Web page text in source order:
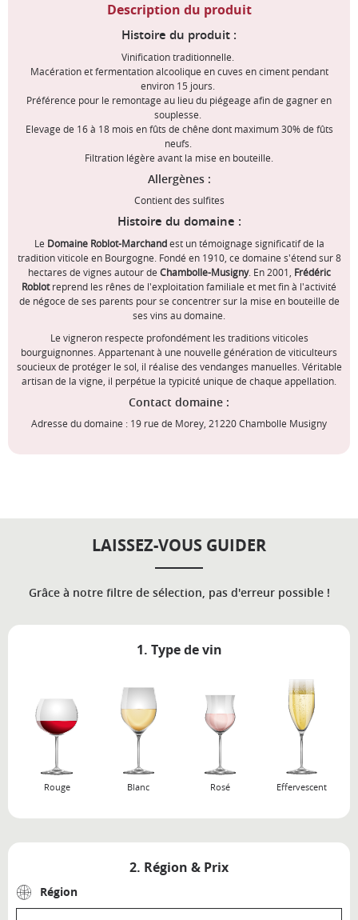
Description du produit
Histoire du produit :
Vinification traditionnelle.
Macération et fermentation alcoolique en cuves en ciment pendant
environ 15 jours.
Préférence pour le remontage au lieu du piégeage afin de gagner en
souplesse.
Elevage de 16 à 18 mois en fûts de chêne dont maximum 30% de fûts
neufs.
Filtration légère avant la mise en bouteille.
Allergènes :
Contient des sulfites
Histoire du domaine :
Le Domaine Roblot-Marchandest un témoignage significatif de la
tradition viticole en Bourgogne. Fondé en 1910, ce domaine s'étend sur 8
hectares de vignes autour de Chambolle-Musigny. En 2001, Frédéric
Roblotreprend les rênes de l'exploitation familiale et met fin à l'activité
de négoce de ses parents pour se concentrer sur la mise en bouteille de
ses vins au domaine.
Le vigneron respecte profondément les traditions viticoles
bourguignonnes. Appartenant à une nouvelle génération de viticulteurs
soucieux de protéger le sol, il réalise des vendanges manuelles. Véritable
artisan de la vigne, il perpétue la typicité unique de chaque appellation.
Contact domaine :
Adresse du domaine : 19 rue de Morey, 21220 Chambolle Musigny
LAISSEZ-VOUS GUIDER
Grâce à notre filtre de sélection, pas d'erreur possible !
1. Type de vin
Rouge Blanc Rosé Effervescent
2. Région & Prix
Région